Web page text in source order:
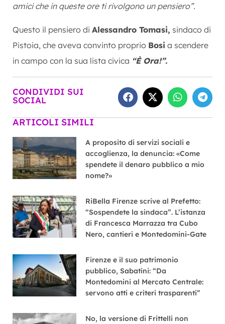
amici che in queste ore ti rivolgono un pensiero”.
Questo il pensiero di Alessandro Tomasi, sindaco di
Pistoia, che aveva convinto proprio Bosi a scendere
in campo con la sua lista civica “È Ora!”.
CONDIVIDI SUI
SOCIAL
ARTICOLI SIMILI
A proposito di servizi sociali e
accoglienza, la denuncia: «Come
spendete il denaro pubblico a mio
nome?»
RiBella Firenze scrive al Prefetto:
“Sospendete la sindaca”. L’istanza
di Francesca Marrazza tra Cubo
Nero, cantieri e Montedomini-Gate
Firenze e il suo patrimonio
pubblico, Sabatini: “Da
Montedomini al Mercato Centrale:
servono atti e criteri trasparenti”
No, la versione di Frittelli non